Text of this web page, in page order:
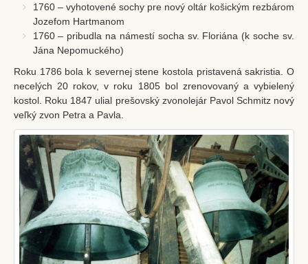
Škola snúbencov
Fotogalérie
Oznamy
Nedeľné oznamy
Manželské ohlášky
Čítanie Božieho slova
Škapuliar – farský infolist
Duchovný život
Sviatosti
Krst
Birmovanie
1760 – vyhotovené sochy pre nový oltár košickým rezbárom
Jozefom Hartmanom
1760 – pribudla na námestí socha sv. Floriána (k soche sv.
Jána Nepomuckého)
Roku 1786 bola k severnej stene kostola pristavená sakristia. O
necelých 20 rokov, v roku 1805 bol zrenovovaný a vybielený
kostol. Roku 1847 ulial prešovský zvonolejár Pavol Schmitz nový
veľký zvon Petra a Pavla.